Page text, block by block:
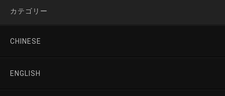
カテゴリー
CHINESE
ENGLISH